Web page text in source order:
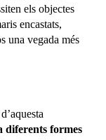
els objectes
encastats,
una vegada més
diferents formes